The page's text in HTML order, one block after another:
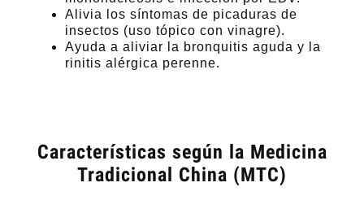
Alivia los síntomas de picaduras de
insectos (uso tópico con vinagre).
Ayuda a aliviar la bronquitis aguda y la
rinitis alérgica perenne.
Características según la Medicina
Tradicional China (MTC)